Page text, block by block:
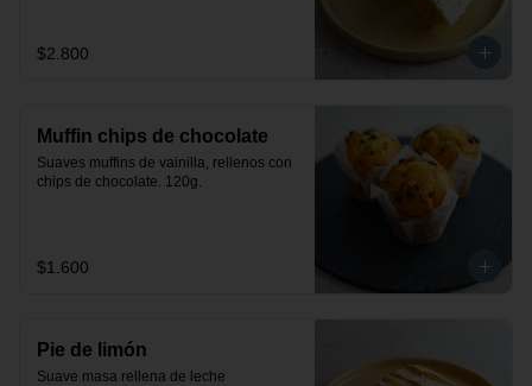
$2.800
Muffin chips de chocolate
Suaves muffins de vainilla, rellenos con
chips de chocolate. 120g.
$1.600
Pie de limón
Suave masa rellena de leche